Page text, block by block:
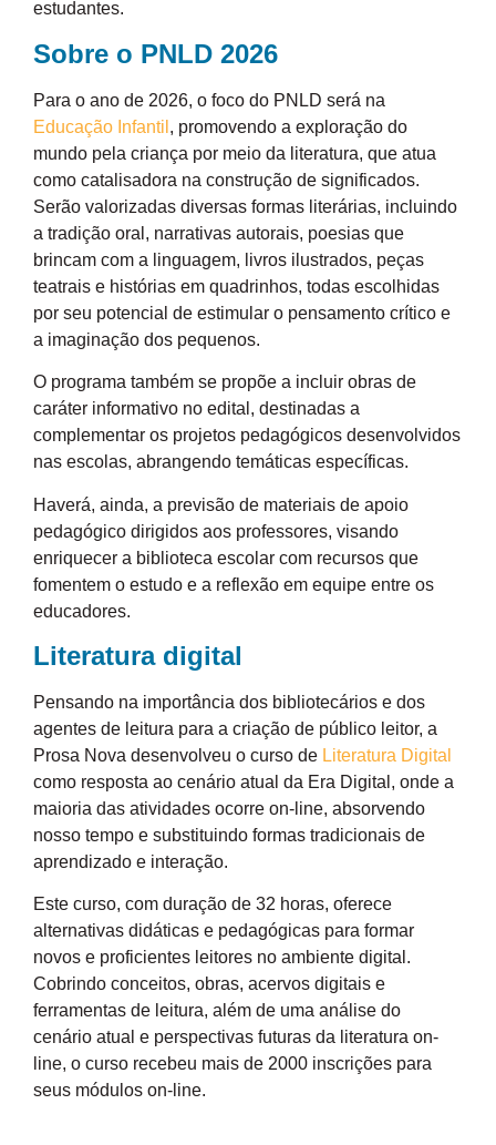
estudantes.
Sobre o PNLD 2026
Para o ano de 2026, o foco do PNLD será na
Educação Infantil , promovendo a exploração do
mundo pela criança por meio da literatura, que atua
como catalisadora na construção de significados.
Serão valorizadas diversas formas literárias, incluindo
a tradição oral, narrativas autorais, poesias que
brincam com a linguagem, livros ilustrados, peças
teatrais e histórias em quadrinhos, todas escolhidas
por seu potencial de estimular o pensamento crítico e
a imaginação dos pequenos.
O programa também se propõe a incluir obras de
caráter informativo no edital, destinadas a
complementar os projetos pedagógicos desenvolvidos
nas escolas, abrangendo temáticas específicas.
Haverá, ainda, a previsão de materiais de apoio
pedagógico dirigidos aos professores, visando
enriquecer a biblioteca escolar com recursos que
fomentem o estudo e a reflexão em equipe entre os
educadores.
Literatura digital
Pensando na importância dos bibliotecários e dos
agentes de leitura para a criação de público leitor, a
Prosa Nova desenvolveu o curso de Literatura Digital
como resposta ao cenário atual da Era Digital, onde a
maioria das atividades ocorre on-line, absorvendo
nosso tempo e substituindo formas tradicionais de
aprendizado e interação.
Este curso, com duração de 32 horas, oferece
alternativas didáticas e pedagógicas para formar
novos e proficientes leitores no ambiente digital.
Cobrindo conceitos, obras, acervos digitais e
ferramentas de leitura, além de uma análise do
cenário atual e perspectivas futuras da literatura on-
line, o curso recebeu mais de 2000 inscrições para
seus módulos on-line.